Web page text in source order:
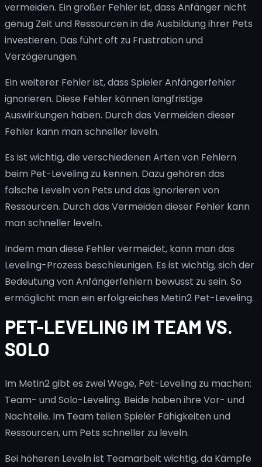
vermeiden. Ein großer Fehler ist, dass Anfänger nicht
genug Zeit und Ressourcen in die Ausbildung ihrer Pets
investieren. Das führt oft zu Frustration und
Verzögerungen.
Ein weiterer Fehler ist, dass Spieler Anfängerfehler
ignorieren. Diese Fehler können langfristige
Auswirkungen haben. Durch das Vermeiden dieser
Fehler kann man schneller leveln.
Es ist wichtig, die verschiedenen Arten von Fehlern
beim Pet-Leveling zu kennen. Dazu gehören das
falsche Leveln von Pets und das Ignorieren von
Ressourcen. Durch das Vermeiden dieser Fehler kann
man schneller leveln.
Indem man diese Fehler vermeidet, kann man das
Leveling-Prozess beschleunigen. Es ist wichtig, sich der
Bedeutung von Anfängerfehlern bewusst zu sein. So
ermöglicht man ein erfolgreiches Metin2 Pet-Leveling.
PET-LEVELING IM TEAM VS.
SOLO
Im Metin2 gibt es zwei Wege, Pet-Leveling zu machen:
Team- und Solo-Leveling. Beide haben ihre Vor- und
Nachteile. Im Team teilen Spieler Fähigkeiten und
Ressourcen, um Pets schneller zu leveln.
Bei höheren Leveln ist Teamarbeit wichtig, da Kämpfe